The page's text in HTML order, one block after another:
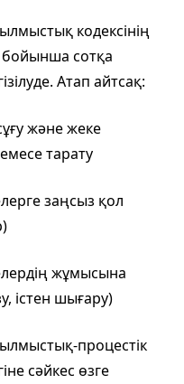
кодексінің
бойынша сотқа
Атап айтсақ:
және жеке
тарату
заңсыз қол
жұмысына
істен шығару)
процестік
сәйкес өзге